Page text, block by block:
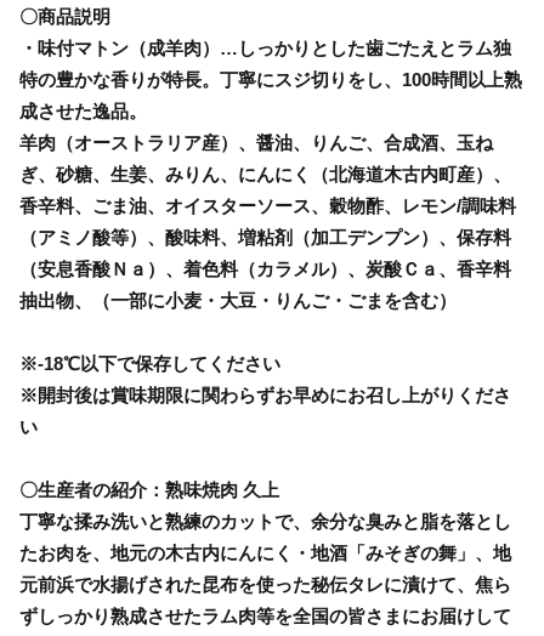
〇商品説明
・味付マトン（成羊肉）…しっかりとした歯ごたえとラム独
特の豊かな香りが特長。丁寧にスジ切りをし、100時間以上熟
成させた逸品。
羊肉（オーストラリア産）、醤油、りんご、合成酒、玉ね
ぎ、砂糖、生姜、みりん、にんにく（北海道木古内町産）、
香辛料、ごま油、オイスターソース、穀物酢、レモン/調味料
（アミノ酸等）、酸味料、増粘剤（加工デンプン）、保存料
（安息香酸Ｎａ）、着色料（カラメル）、炭酸Ｃａ、香辛料
抽出物、（一部に小麦・大豆・りんご・ごまを含む）
※-18℃以下で保存してください
※開封後は賞味期限に関わらずお早めにお召し上がりくださ
い
〇生産者の紹介：熟味焼肉 久上
丁寧な揉み洗いと熟練のカットで、余分な臭みと脂を落とし
たお肉を、地元の木古内にんにく・地酒「みそぎの舞」、地
元前浜で水揚げされた昆布を使った秘伝タレに漬けて、焦ら
ずしっかり熟成させたラム肉等を全国の皆さまにお届けして